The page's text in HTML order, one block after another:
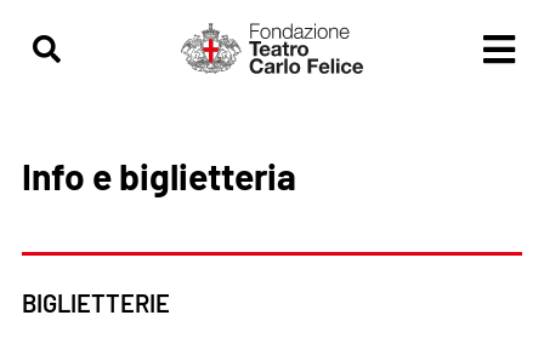
Info e biglietteria
BIGLIETTERIE